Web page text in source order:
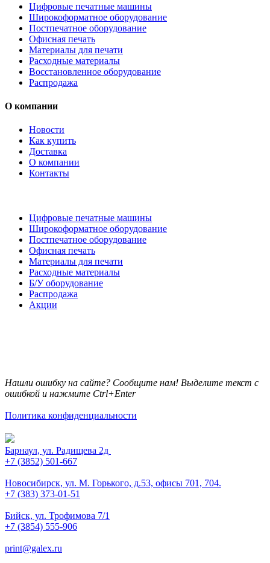
Цифровые печатные машины
Широкоформатное оборудование
Постпечатное оборудование
Офисная печать
Материалы для печати
Расходные материалы
Восстановленное оборудование
Распродажа
О компании
Новости
Как купить
Доставка
О компании
Контакты
Цифровые печатные машины
Широкоформатное оборудование
Постпечатное оборудование
Офисная печать
Материалы для печати
Расходные материалы
Б/У оборудование
Распродажа
Акции
Нашли ошибку на сайте? Сообщите нам! Выделите текст с
ошибкой и нажмите Ctrl+Enter
Политика конфиденциальности
Барнаул, ул. Радищева 2д
+7 (3852) 501-667
Новосибирск, ул. М. Горького, д.53, офисы 701, 704.
+7 (383) 373-01-51
Бийск, ул. Трофимова 7/1
+7 (3854) 555-906
print@galex.ru